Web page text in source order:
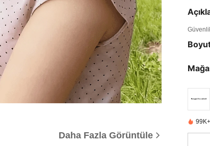
Daha Fazla Görüntüle